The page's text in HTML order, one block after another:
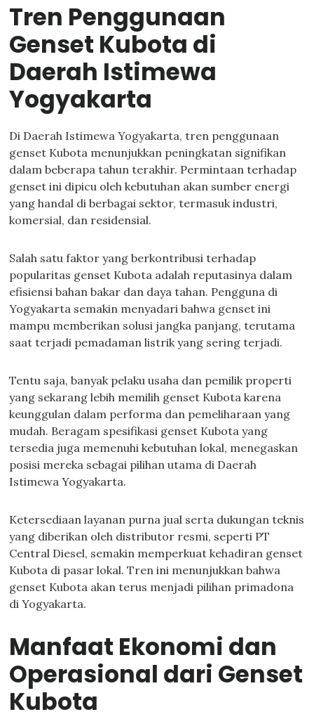
Tren Penggunaan
Genset Kubota di
Daerah Istimewa
Yogyakarta
Di Daerah Istimewa Yogyakarta, tren penggunaan
genset Kubota menunjukkan peningkatan signifikan
dalam beberapa tahun terakhir. Permintaan terhadap
genset ini dipicu oleh kebutuhan akan sumber energi
yang handal di berbagai sektor, termasuk industri,
komersial, dan residensial.
Salah satu faktor yang berkontribusi terhadap
popularitas genset Kubota adalah reputasinya dalam
efisiensi bahan bakar dan daya tahan. Pengguna di
Yogyakarta semakin menyadari bahwa genset ini
mampu memberikan solusi jangka panjang, terutama
saat terjadi pemadaman listrik yang sering terjadi.
Tentu saja, banyak pelaku usaha dan pemilik properti
yang sekarang lebih memilih genset Kubota karena
keunggulan dalam performa dan pemeliharaan yang
mudah. Beragam spesifikasi genset Kubota yang
tersedia juga memenuhi kebutuhan lokal, menegaskan
posisi mereka sebagai pilihan utama di Daerah
Istimewa Yogyakarta.
Ketersediaan layanan purna jual serta dukungan teknis
yang diberikan oleh distributor resmi, seperti PT
Central Diesel, semakin memperkuat kehadiran genset
Kubota di pasar lokal. Tren ini menunjukkan bahwa
genset Kubota akan terus menjadi pilihan primadona
di Yogyakarta.
Manfaat Ekonomi dan
Operasional dari Genset
Kubota